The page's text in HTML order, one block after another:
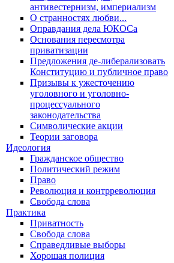
антивестернизм, империализм
О странностях любви...
Оправдания дела ЮКОСа
Основания пересмотра
приватизации
Предложения де-либерализовать
Конституцию и публичное право
Призывы к ужесточению
уголовного и уголовно-
процессуального
законодательства
Символические акции
Теории заговора
Идеология
Гражданское общество
Политический режим
Право
Революция и контрреволюция
Свобода слова
Практика
Приватность
Свобода слова
Справедливые выборы
Хорошая полиция